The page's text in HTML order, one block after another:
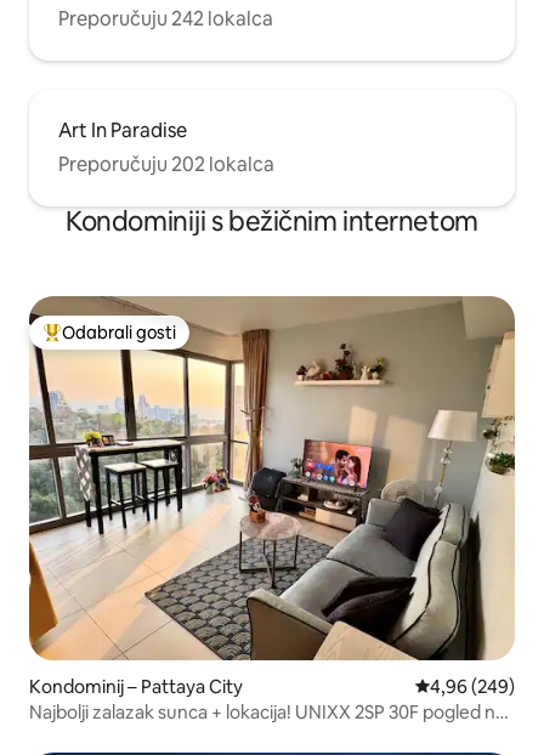
Preporučuju 242 lokalca
Art In Paradise
Preporučuju 202 lokalca
Kondominiji s bežičnim internetom
Među najviše rangiranima s oznakom „Odabrali gosti”
Odabrali gosti
Kondominij – Pattaya City Prosječna
4,96 (249)
Najbolji zalazak sunca + lokacija! UNIXX 2SP 30F pogled na